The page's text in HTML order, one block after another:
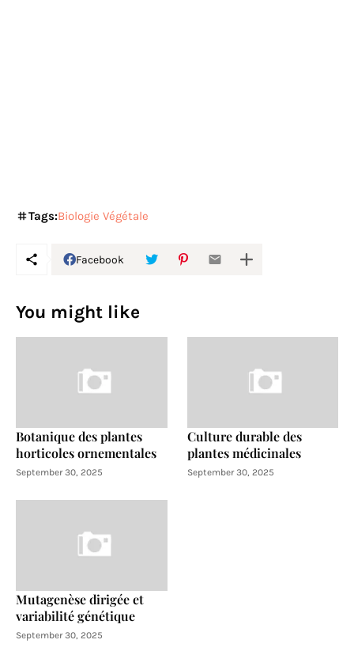
Tags:Biologie Végétale
Facebook
You might like
Botanique des plantes
horticoles ornementales
September 30, 2025
Culture durable des
plantes médicinales
September 30, 2025
Mutagenèse dirigée et
variabilité génétique
September 30, 2025